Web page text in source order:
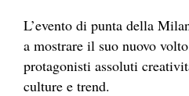
L’evento di punta della
a mostrare il suo nuovo
protagonisti assoluti
culture e trend.